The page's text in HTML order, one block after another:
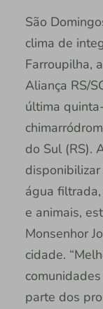
São
clima de
Farroupilha,
Aliança RS/
última
do Sul (RS).
água
e animais,
Monsenhor
cidade.
parte dos